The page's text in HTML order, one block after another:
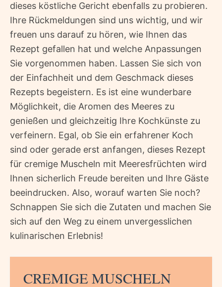
dieses köstliche Gericht ebenfalls zu probieren.
Ihre Rückmeldungen sind uns wichtig, und wir
freuen uns darauf zu hören, wie Ihnen das
Rezept gefallen hat und welche Anpassungen
Sie vorgenommen haben. Lassen Sie sich von
der Einfachheit und dem Geschmack dieses
Rezepts begeistern. Es ist eine wunderbare
Möglichkeit, die Aromen des Meeres zu
genießen und gleichzeitig Ihre Kochkünste zu
verfeinern. Egal, ob Sie ein erfahrener Koch
sind oder gerade erst anfangen, dieses Rezept
für cremige Muscheln mit Meeresfrüchten wird
Ihnen sicherlich Freude bereiten und Ihre Gäste
beeindrucken. Also, worauf warten Sie noch?
Schnappen Sie sich die Zutaten und machen Sie
sich auf den Weg zu einem unvergesslichen
kulinarischen Erlebnis!
CREMIGE MUSCHELN